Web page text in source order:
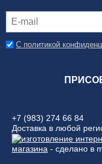
С политикой
+7 (983) 274 66 84
Доставка в любой
магазина - сделано в